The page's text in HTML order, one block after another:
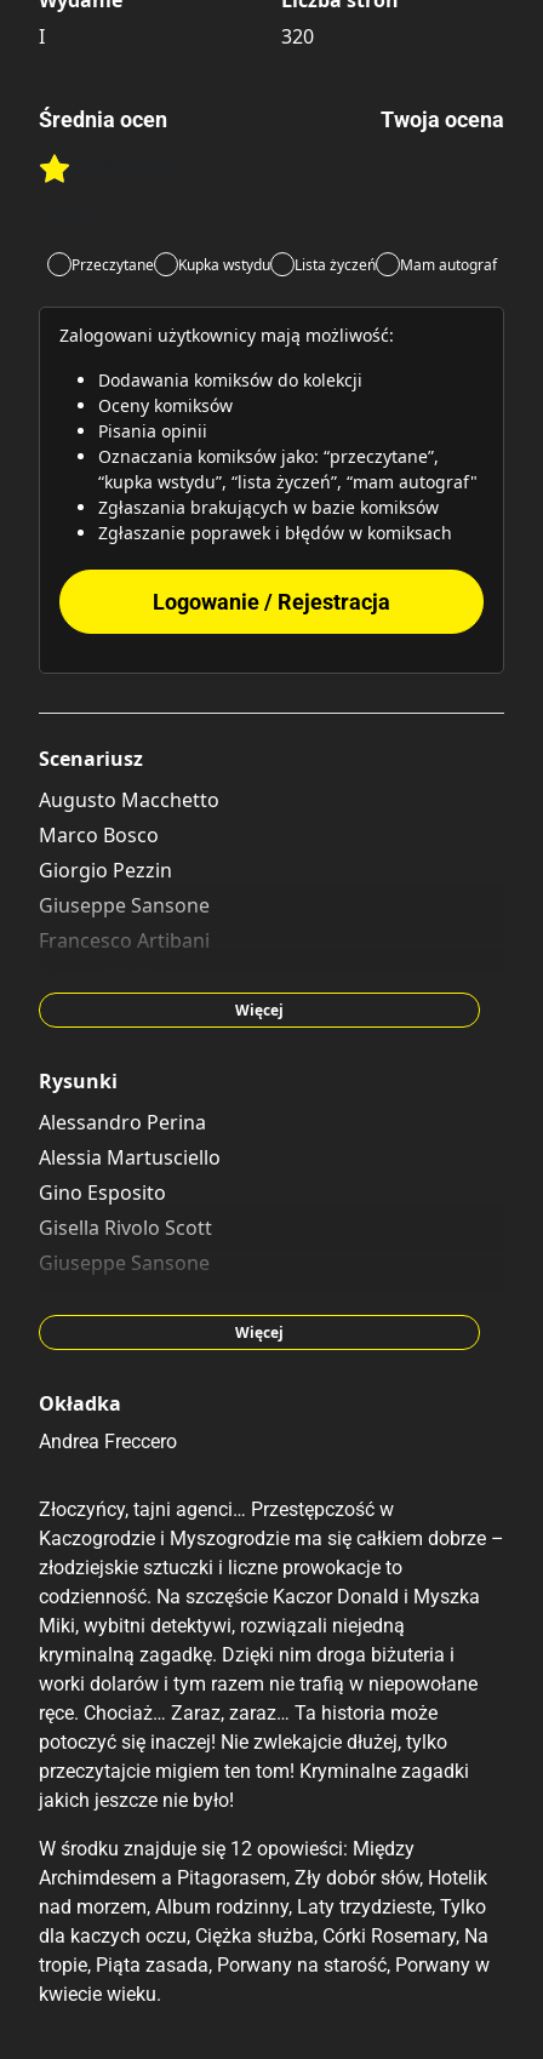
I
320
Średnia ocen
Rate this item:
Twoja ocena
Przeczytane Kupka wstydu Lista życzeń Mam autograf
Zalogowani użytkownicy mają możliwość:
Dodawania komiksów do kolekcji
Oceny komiksów
Pisania opinii
Oznaczania komiksów jako: “przeczytane”,
“kupka wstydu”, “lista życzeń”, “mam autograf"
Zgłaszania brakujących w bazie komiksów
Zgłaszanie poprawek i błędów w komiksach
Logowanie / Rejestracja
Scenariusz
Augusto Macchetto
Marco Bosco
Giorgio Pezzin
Giuseppe Sansone
Francesco Artibani
Riccardo Secchi
Massimiliano Valentini
Carlo Panaro
Więcej
Rysunki
Alessandro Perina
Alessia Martusciello
Gino Esposito
Gisella Rivolo Scott
Giuseppe Sansone
Andrea Freccero
Marco Mazzarello
Vitale Mangiatordi
Lino Gorlero
Donald Soffritti
Więcej
Okładka
Andrea Freccero
Złoczyńcy, tajni agenci… Przestępczość w
Kaczogrodzie i Myszogrodzie ma się całkiem dobrze –
złodziejskie sztuczki i liczne prowokacje to
codzienność. Na szczęście Kaczor Donald i Myszka
Miki, wybitni detektywi, rozwiązali niejedną
kryminalną zagadkę. Dzięki nim droga biżuteria i
worki dolarów i tym razem nie trafią w niepowołane
ręce. Chociaż… Zaraz, zaraz… Ta historia może
potoczyć się inaczej! Nie zwlekajcie dłużej, tylko
przeczytajcie migiem ten tom! Kryminalne zagadki
jakich jeszcze nie było!
W środku znajduje się 12 opowieści: Między
Archimdesem a Pitagorasem, Zły dobór słów, Hotelik
nad morzem, Album rodzinny, Laty trzydzieste, Tylko
dla kaczych oczu, Ciężka służba, Córki Rosemary, Na
tropie, Piąta zasada, Porwany na starość, Porwany w
kwiecie wieku.